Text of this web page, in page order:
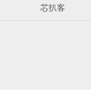
芯扒客